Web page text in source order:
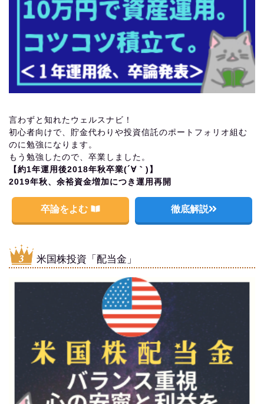
言わずと知れたウェルスナビ！
初心者向けで、貯金代わりや投資信託のポートフォリオ組む
のに勉強になります。
もう勉強したので、卒業しました。
【約1年運用後2018年秋卒業(´∀｀)】
2019年秋、余裕資金増加につき運用再開
卒論をよむ 徹底解説
米国株投資「配当金」